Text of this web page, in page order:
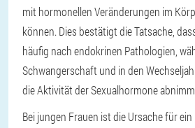
mit hormonellen Veränderungen im
können. Dies bestätigt die Tatsache,
häufig nach endokrinen Pathologien,
Schwangerschaft und in den
die Aktivität der Sexualhormone
Bei jungen Frauen ist die Ursache für